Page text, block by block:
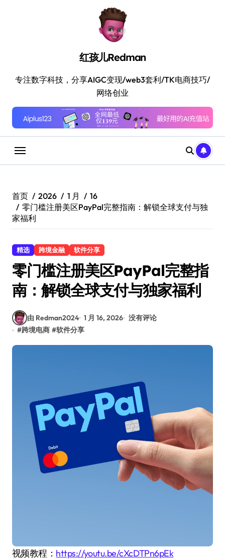
红孩儿Redman
专注数字科技，分享AIGC变现/web3套利/TK电商技巧/
网络创业
首页 2026 1 月
16
零门槛注册美区PayPal完整指南：解锁全球支付与独
家福利
精选 跨境金融 软件分享
零门槛注册美区PayPal完整指
南：解锁全球支付与独家福利
由 Redman2024 1 月 16, 2026 没有评论
#跨境电商 #软件分享
视频教程： https://youtu.be/cXcDTPn6pEk